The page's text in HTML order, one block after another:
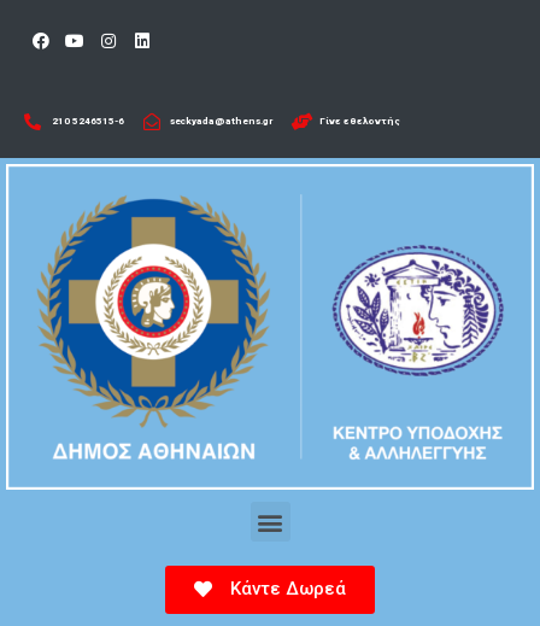
210 5246515-6​ seckyada@athens.gr Γίνε εθελοντής
Κάντε Δωρεά